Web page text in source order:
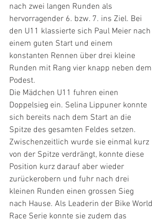
nach zwei langen Runden als
hervorragender 6. bzw. 7. ins Ziel. Bei
den U11 klassierte sich Paul Meier nach
einem guten Start und einem
konstanten Rennen über drei kleine
Runden mit Rang vier knapp neben dem
Podest.
Die Mädchen U11 fuhren einen
Doppelsieg ein. Selina Lippuner konnte
sich bereits nach dem Start an die
Spitze des gesamten Feldes setzen.
Zwischenzeitlich wurde sie einmal kurz
von der Spitze verdrängt, konnte diese
Position kurz darauf aber wieder
zurückerobern und fuhr nach drei
kleinen Runden einen grossen Sieg
nach Hause. Als Leaderin der Bike World
Race Serie konnte sie zudem das